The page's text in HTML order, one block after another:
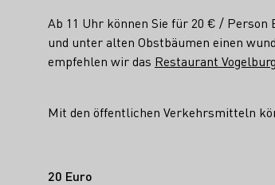
Ab 11 Uhr können Sie für 20 € /
und unter alten Obstbäumen einen
empfehlen wir das Restaurant Vogelburg
Mit den öffentlichen Verkehrsmitteln
20 Euro